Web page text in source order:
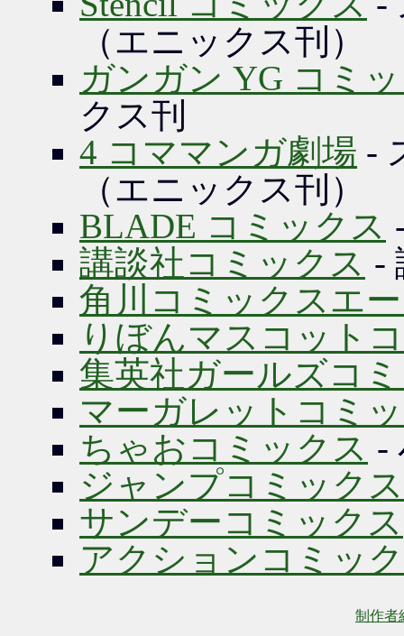
（エニックス刊）
ガンガン YG コミ
クス刊
4 コママンガ劇場 -
（エニックス刊）
BLADE コミックス
講談社コミックス -
角川コミックスエ
りぼんマスコット
集英社ガールズコ
マーガレットコミ
ちゃおコミックス -
ジャンプコミックス
サンデーコミックス
アクションコミッ
制作者